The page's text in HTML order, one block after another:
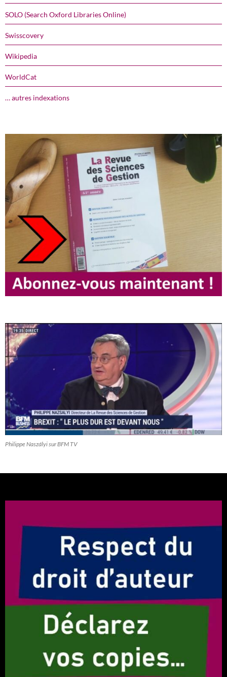
SOLO (Search Oxford Libraries Online)
Swisscovery
Wikipedia
WorldCat
… autres indexations
Philippe Naszályi sur BFM TV